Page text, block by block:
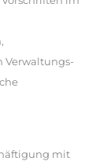
Verwaltungs-
mit